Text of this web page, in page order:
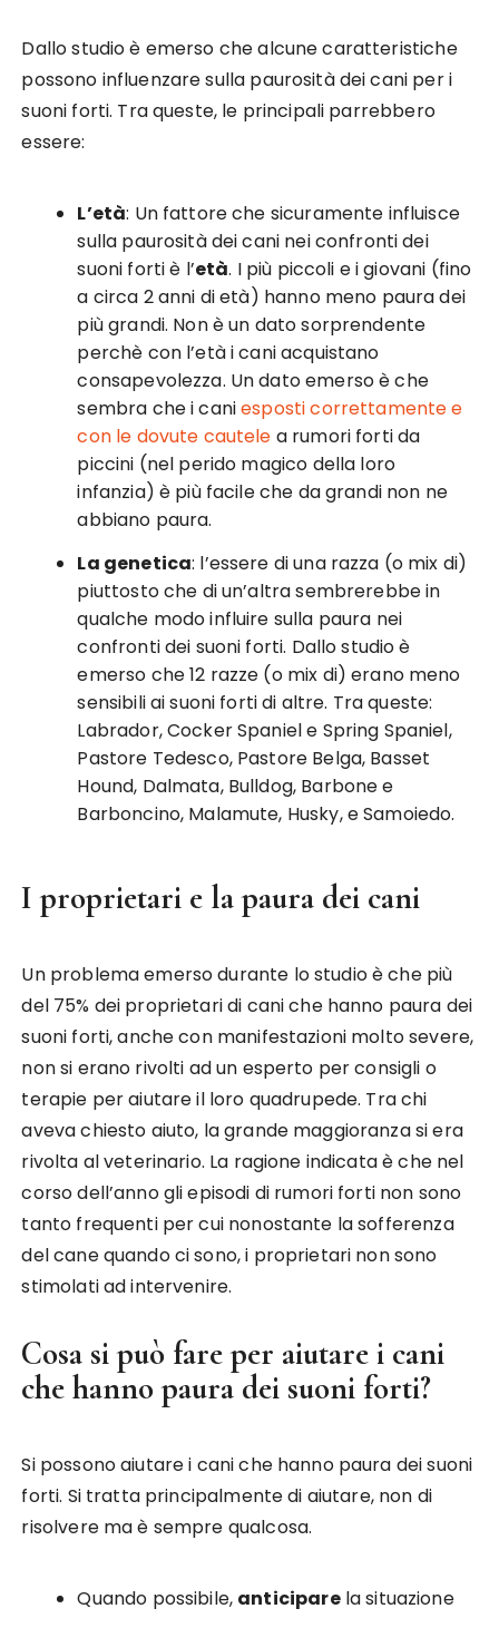
Dallo studio è emerso che alcune caratteristiche
possono influenzare sulla paurosità dei cani per i
suoni forti. Tra queste, le principali parrebbero
essere:
L’età: Un fattore che sicuramente influisce
sulla paurosità dei cani nei confronti dei
suoni forti è l’età. I più piccoli e i giovani (fino
a circa 2 anni di età) hanno meno paura dei
più grandi. Non è un dato sorprendente
perchè con l’età i cani acquistano
consapevolezza. Un dato emerso è che
sembra che i caniesposticorrettamente e
con le dovute cautele a rumori forti da
piccini (nel perido magico della loro
infanzia) è più facile che da grandi non ne
abbiano paura.
La genetica: l’essere di una razza (o mix di)
piuttosto che di un’altra sembrerebbe in
qualche modo influire sulla paura nei
confronti dei suoni forti. Dallo studio è
emerso che 12 razze (o mix di) erano meno
sensibili ai suoni forti di altre. Tra queste:
Labrador, Cocker Spaniel e Spring Spaniel,
Pastore Tedesco, Pastore Belga, Basset
Hound, Dalmata, Bulldog, Barbone e
Barboncino, Malamute, Husky, e Samoiedo.
I proprietari e la paura dei cani
Un problema emerso durante lo studio è che più
del 75% dei proprietari di cani che hanno paura dei
suoni forti, anche con manifestazioni molto severe,
non si erano rivolti ad un esperto per consigli o
terapie per aiutare il loro quadrupede. Tra chi
aveva chiesto aiuto, la grande maggioranza si era
rivolta al veterinario. La ragione indicata è che nel
corso dell’anno gli episodi di rumori forti non sono
tanto frequenti per cui nonostante la sofferenza
del cane quando ci sono, i proprietari non sono
stimolati ad intervenire.
Cosa si può fare per aiutare i cani
che hanno paura dei suoni forti?
Si possono aiutare i cani che hanno paura dei suoni
forti. Si tratta principalmente di aiutare, non di
risolvere ma è sempre qualcosa.
Quando possibile, anticiparela situazione